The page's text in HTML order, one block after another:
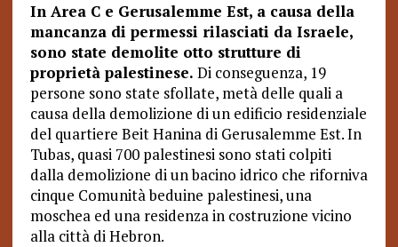
In Area C e Gerusalemme Est, a causa della
mancanza di permessi rilasciati da Israele,
sono state demolite otto strutture di
proprietà palestinese. Di conseguenza, 19
persone sono state sfollate, metà delle quali a
causa della demolizione di un edificio residenziale
del quartiere Beit Hanina di Gerusalemme Est. In
Tubas, quasi 700 palestinesi sono stati colpiti
dalla demolizione di un bacino idrico che riforniva
cinque Comunità beduine palestinesi, una
moschea ed una residenza in costruzione vicino
alla città di Hebron.